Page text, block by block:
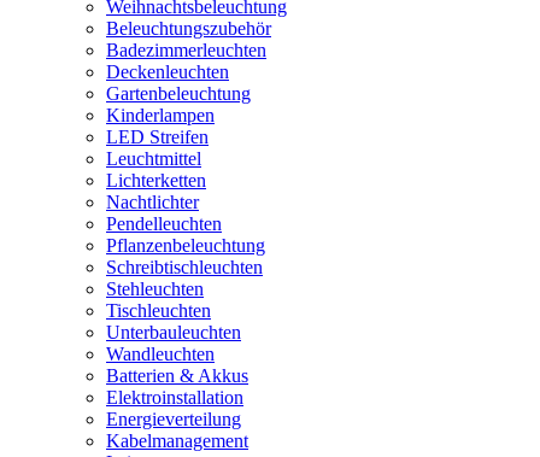
Weihnachtsbeleuchtung
Beleuchtungszubehör
Badezimmerleuchten
Deckenleuchten
Gartenbeleuchtung
Kinderlampen
LED Streifen
Leuchtmittel
Lichterketten
Nachtlichter
Pendelleuchten
Pflanzenbeleuchtung
Schreibtischleuchten
Stehleuchten
Tischleuchten
Unterbauleuchten
Wandleuchten
Batterien & Akkus
Elektroinstallation
Energieverteilung
Kabelmanagement